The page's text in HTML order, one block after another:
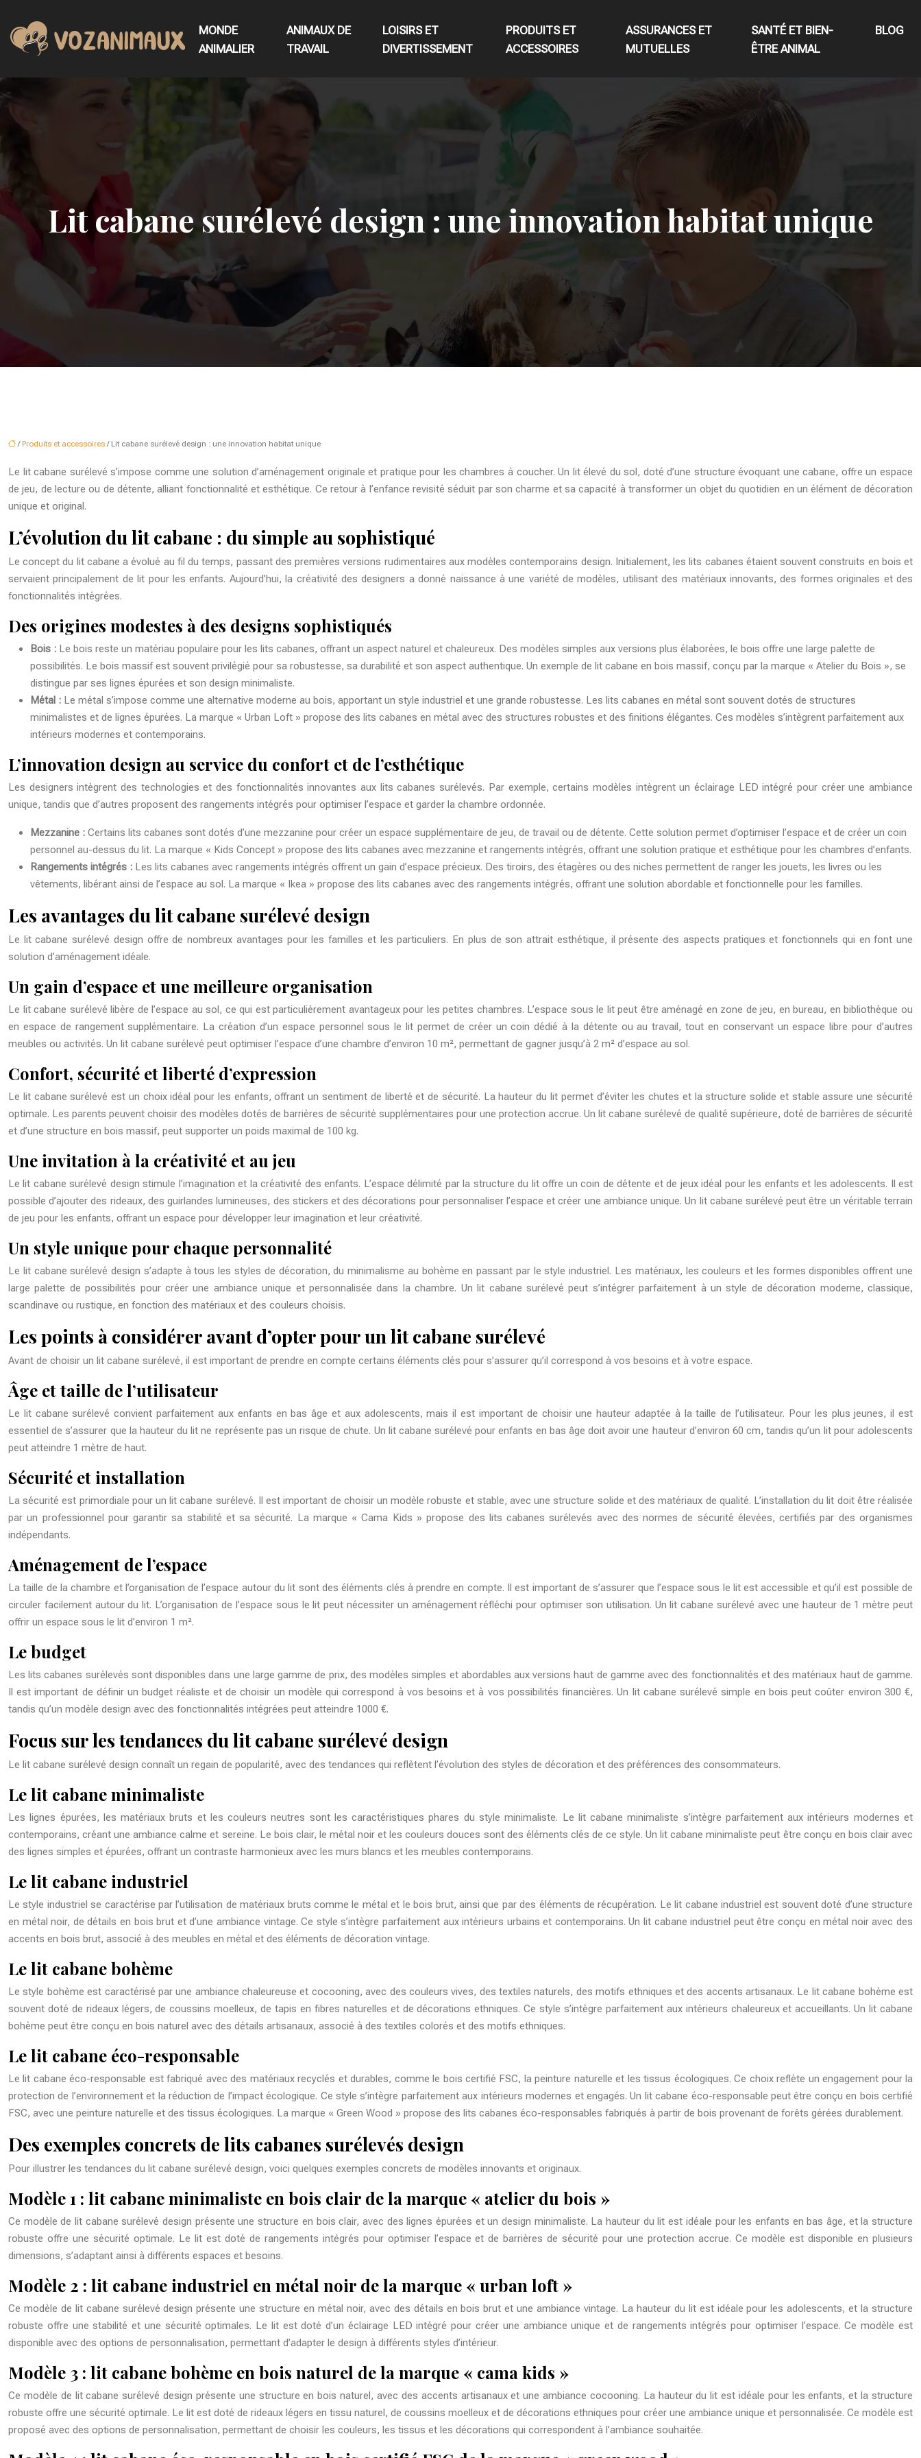
MONDE
ANIMALIER
ANIMAUX DE
TRAVAIL
LOISIRS ET
DIVERTISSEMENT
PRODUITS ET
ACCESSOIRES
ASSURANCES ET
MUTUELLES
SANTÉ ET BIEN-
ÊTRE ANIMAL
BLOG
Lit cabane surélevé design : une innovation habitat unique
/Produits et accessoires / Lit cabane surélevé design : une innovation habitat unique
Le lit cabane surélevé s’impose comme une solution d’aménagement originale et pratique pour les chambres à coucher. Un lit élevé du sol, doté d’une structure évoquant une cabane, offre un espace
de jeu, de lecture ou de détente, alliant fonctionnalité et esthétique. Ce retour à l’enfance revisité séduit par son charme et sa capacité à transformer un objet du quotidien en un élément de décoration
unique et original.
L’évolution du lit cabane : du simple au sophistiqué
Le concept du lit cabane a évolué au fil du temps, passant des premières versions rudimentaires aux modèles contemporains design. Initialement, les lits cabanes étaient souvent construits en bois et
servaient principalement de lit pour les enfants. Aujourd’hui, la créativité des designers a donné naissance à une variété de modèles, utilisant des matériaux innovants, des formes originales et des
fonctionnalités intégrées.
Des origines modestes à des designs sophistiqués
Bois : Le bois reste un matériau populaire pour les lits cabanes, offrant un aspect naturel et chaleureux. Des modèles simples aux versions plus élaborées, le bois offre une large palette de
possibilités. Le bois massif est souvent privilégié pour sa robustesse, sa durabilité et son aspect authentique. Un exemple de lit cabane en bois massif, conçu par la marque « Atelier du Bois », se
distingue par ses lignes épurées et son design minimaliste.
Métal : Le métal s’impose comme une alternative moderne au bois, apportant un style industriel et une grande robustesse. Les lits cabanes en métal sont souvent dotés de structures
minimalistes et de lignes épurées. La marque « Urban Loft » propose des lits cabanes en métal avec des structures robustes et des finitions élégantes. Ces modèles s’intègrent parfaitement aux
intérieurs modernes et contemporains.
L’innovation design au service du confort et de l’esthétique
Les designers intègrent des technologies et des fonctionnalités innovantes aux lits cabanes surélevés. Par exemple, certains modèles intègrent un éclairage LED intégré pour créer une ambiance
unique, tandis que d’autres proposent des rangements intégrés pour optimiser l’espace et garder la chambre ordonnée.
Mezzanine : Certains lits cabanes sont dotés d’une mezzanine pour créer un espace supplémentaire de jeu, de travail ou de détente. Cette solution permet d’optimiser l’espace et de créer un coin
personnel au-dessus du lit. La marque « Kids Concept » propose des lits cabanes avec mezzanine et rangements intégrés, offrant une solution pratique et esthétique pour les chambres d’enfants.
Rangements intégrés : Les lits cabanes avec rangements intégrés offrent un gain d’espace précieux. Des tiroirs, des étagères ou des niches permettent de ranger les jouets, les livres ou les
vêtements, libérant ainsi de l’espace au sol. La marque « Ikea » propose des lits cabanes avec des rangements intégrés, offrant une solution abordable et fonctionnelle pour les familles.
Les avantages du lit cabane surélevé design
Le lit cabane surélevé design offre de nombreux avantages pour les familles et les particuliers. En plus de son attrait esthétique, il présente des aspects pratiques et fonctionnels qui en font une
solution d’aménagement idéale.
Un gain d’espace et une meilleure organisation
Le lit cabane surélevé libère de l’espace au sol, ce qui est particulièrement avantageux pour les petites chambres. L’espace sous le lit peut être aménagé en zone de jeu, en bureau, en bibliothèque ou
en espace de rangement supplémentaire. La création d’un espace personnel sous le lit permet de créer un coin dédié à la détente ou au travail, tout en conservant un espace libre pour d’autres
meubles ou activités. Un lit cabane surélevé peut optimiser l’espace d’une chambre d’environ 10 m², permettant de gagner jusqu’à 2 m² d’espace au sol.
Confort, sécurité et liberté d’expression
Le lit cabane surélevé est un choix idéal pour les enfants, offrant un sentiment de liberté et de sécurité. La hauteur du lit permet d’éviter les chutes et la structure solide et stable assure une sécurité
optimale. Les parents peuvent choisir des modèles dotés de barrières de sécurité supplémentaires pour une protection accrue. Un lit cabane surélevé de qualité supérieure, doté de barrières de sécurité
et d’une structure en bois massif, peut supporter un poids maximal de 100 kg.
Une invitation à la créativité et au jeu
Le lit cabane surélevé design stimule l’imagination et la créativité des enfants. L’espace délimité par la structure du lit offre un coin de détente et de jeux idéal pour les enfants et les adolescents. Il est
possible d’ajouter des rideaux, des guirlandes lumineuses, des stickers et des décorations pour personnaliser l’espace et créer une ambiance unique. Un lit cabane surélevé peut être un véritable terrain
de jeu pour les enfants, offrant un espace pour développer leur imagination et leur créativité.
Un style unique pour chaque personnalité
Le lit cabane surélevé design s’adapte à tous les styles de décoration, du minimalisme au bohème en passant par le style industriel. Les matériaux, les couleurs et les formes disponibles offrent une
large palette de possibilités pour créer une ambiance unique et personnalisée dans la chambre. Un lit cabane surélevé peut s’intégrer parfaitement à un style de décoration moderne, classique,
scandinave ou rustique, en fonction des matériaux et des couleurs choisis.
Les points à considérer avant d’opter pour un lit cabane surélevé
Avant de choisir un lit cabane surélevé, il est important de prendre en compte certains éléments clés pour s’assurer qu’il correspond à vos besoins et à votre espace.
Âge et taille de l’utilisateur
Le lit cabane surélevé convient parfaitement aux enfants en bas âge et aux adolescents, mais il est important de choisir une hauteur adaptée à la taille de l’utilisateur. Pour les plus jeunes, il est
essentiel de s’assurer que la hauteur du lit ne représente pas un risque de chute. Un lit cabane surélevé pour enfants en bas âge doit avoir une hauteur d’environ 60 cm, tandis qu’un lit pour adolescents
peut atteindre 1 mètre de haut.
Sécurité et installation
La sécurité est primordiale pour un lit cabane surélevé. Il est important de choisir un modèle robuste et stable, avec une structure solide et des matériaux de qualité. L’installation du lit doit être réalisée
par un professionnel pour garantir sa stabilité et sa sécurité. La marque « Cama Kids » propose des lits cabanes surélevés avec des normes de sécurité élevées, certifiés par des organismes
indépendants.
Aménagement de l’espace
La taille de la chambre et l’organisation de l’espace autour du lit sont des éléments clés à prendre en compte. Il est important de s’assurer que l’espace sous le lit est accessible et qu’il est possible de
circuler facilement autour du lit. L’organisation de l’espace sous le lit peut nécessiter un aménagement réfléchi pour optimiser son utilisation. Un lit cabane surélevé avec une hauteur de 1 mètre peut
offrir un espace sous le lit d’environ 1 m².
Le budget
Les lits cabanes surélevés sont disponibles dans une large gamme de prix, des modèles simples et abordables aux versions haut de gamme avec des fonctionnalités et des matériaux haut de gamme.
Il est important de définir un budget réaliste et de choisir un modèle qui correspond à vos besoins et à vos possibilités financières. Un lit cabane surélevé simple en bois peut coûter environ 300 €,
tandis qu’un modèle design avec des fonctionnalités intégrées peut atteindre 1000 €.
Focus sur les tendances du lit cabane surélevé design
Le lit cabane surélevé design connaît un regain de popularité, avec des tendances qui reflètent l’évolution des styles de décoration et des préférences des consommateurs.
Le lit cabane minimaliste
Les lignes épurées, les matériaux bruts et les couleurs neutres sont les caractéristiques phares du style minimaliste. Le lit cabane minimaliste s’intègre parfaitement aux intérieurs modernes et
contemporains, créant une ambiance calme et sereine. Le bois clair, le métal noir et les couleurs douces sont des éléments clés de ce style. Un lit cabane minimaliste peut être conçu en bois clair avec
des lignes simples et épurées, offrant un contraste harmonieux avec les murs blancs et les meubles contemporains.
Le lit cabane industriel
Le style industriel se caractérise par l’utilisation de matériaux bruts comme le métal et le bois brut, ainsi que par des éléments de récupération. Le lit cabane industriel est souvent doté d’une structure
en métal noir, de détails en bois brut et d’une ambiance vintage. Ce style s’intègre parfaitement aux intérieurs urbains et contemporains. Un lit cabane industriel peut être conçu en métal noir avec des
accents en bois brut, associé à des meubles en métal et des éléments de décoration vintage.
Le lit cabane bohème
Le style bohème est caractérisé par une ambiance chaleureuse et cocooning, avec des couleurs vives, des textiles naturels, des motifs ethniques et des accents artisanaux. Le lit cabane bohème est
souvent doté de rideaux légers, de coussins moelleux, de tapis en fibres naturelles et de décorations ethniques. Ce style s’intègre parfaitement aux intérieurs chaleureux et accueillants. Un lit cabane
bohème peut être conçu en bois naturel avec des détails artisanaux, associé à des textiles colorés et des motifs ethniques.
Le lit cabane éco-responsable
Le lit cabane éco-responsable est fabriqué avec des matériaux recyclés et durables, comme le bois certifié FSC, la peinture naturelle et les tissus écologiques. Ce choix reflète un engagement pour la
protection de l’environnement et la réduction de l’impact écologique. Ce style s’intègre parfaitement aux intérieurs modernes et engagés. Un lit cabane éco-responsable peut être conçu en bois certifié
FSC, avec une peinture naturelle et des tissus écologiques. La marque « Green Wood » propose des lits cabanes éco-responsables fabriqués à partir de bois provenant de forêts gérées durablement.
Des exemples concrets de lits cabanes surélevés design
Pour illustrer les tendances du lit cabane surélevé design, voici quelques exemples concrets de modèles innovants et originaux.
Modèle 1 : lit cabane minimaliste en bois clair de la marque « atelier du bois »
Ce modèle de lit cabane surélevé design présente une structure en bois clair, avec des lignes épurées et un design minimaliste. La hauteur du lit est idéale pour les enfants en bas âge, et la structure
robuste offre une sécurité optimale. Le lit est doté de rangements intégrés pour optimiser l’espace et de barrières de sécurité pour une protection accrue. Ce modèle est disponible en plusieurs
dimensions, s’adaptant ainsi à différents espaces et besoins.
Modèle 2 : lit cabane industriel en métal noir de la marque « urban loft »
Ce modèle de lit cabane surélevé design présente une structure en métal noir, avec des détails en bois brut et une ambiance vintage. La hauteur du lit est idéale pour les adolescents, et la structure
robuste offre une stabilité et une sécurité optimales. Le lit est doté d’un éclairage LED intégré pour créer une ambiance unique et de rangements intégrés pour optimiser l’espace. Ce modèle est
disponible avec des options de personnalisation, permettant d’adapter le design à différents styles d’intérieur.
Modèle 3 : lit cabane bohème en bois naturel de la marque « cama kids »
Ce modèle de lit cabane surélevé design présente une structure en bois naturel, avec des accents artisanaux et une ambiance cocooning. La hauteur du lit est idéale pour les enfants, et la structure
robuste offre une sécurité optimale. Le lit est doté de rideaux légers en tissu naturel, de coussins moelleux et de décorations ethniques pour créer une ambiance unique et personnalisée. Ce modèle est
proposé avec des options de personnalisation, permettant de choisir les couleurs, les tissus et les décorations qui correspondent à l’ambiance souhaitée.